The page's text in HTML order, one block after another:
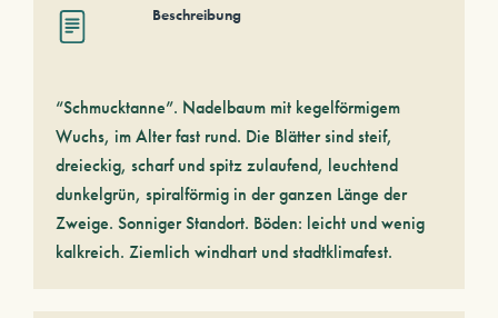
Beschreibung
“Schmucktanne”. Nadelbaum mit kegelförmigem
Wuchs, im Alter fast rund. Die Blätter sind steif,
dreieckig, scharf und spitz zulaufend, leuchtend
dunkelgrün, spiralförmig in der ganzen Länge der
Zweige. Sonniger Standort. Böden: leicht und wenig
kalkreich. Ziemlich windhart und stadtklimafest.